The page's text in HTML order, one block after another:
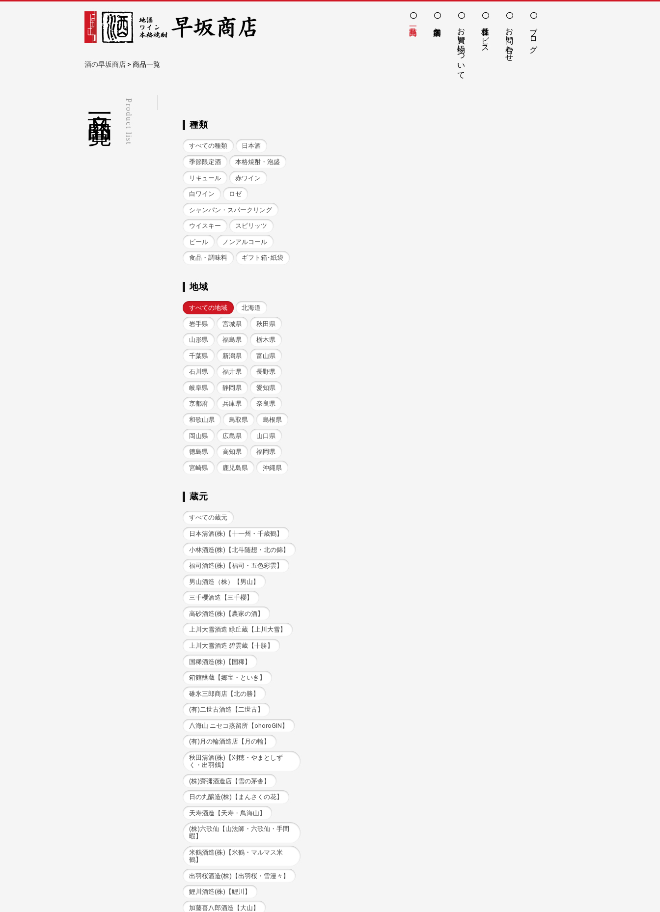
お買い物について 各種サービス お問い合わせ ブログ
酒の早坂商店 > 商品一覧
Product list 種類
すべての種類 日本酒
季節限定酒 本格焼酎・泡盛
リキュール 赤ワイン
白ワイン ロゼ
シャンパン・スパークリング
ウイスキー スピリッツ
ビール ノンアルコール
食品・調味料 ギフト箱･紙袋
地域
すべての地域 北海道
岩手県 宮城県 秋田県
山形県 福島県 栃木県
千葉県 新潟県 富山県
石川県 福井県 長野県
岐阜県 静岡県 愛知県
京都府 兵庫県 奈良県
和歌山県 鳥取県 島根県
岡山県 広島県 山口県
徳島県 高知県 福岡県
宮崎県 鹿児島県 沖縄県
蔵元
すべての蔵元
日本清酒(株)【十一州・千歳鶴】
小林酒造(株)【北斗随想・北の錦】
福司酒造(株)【福司・五色彩雲】
男山酒造（株）【男山】
三千櫻酒造【三千櫻】
高砂酒造(株)【農家の酒】
上川大雪酒造 緑丘蔵【上川大雪】
上川大雪酒造 碧雲蔵【十勝】
国稀酒造(株)【国稀】
箱館醸蔵【郷宝・といき】
碓氷三郎商店【北の勝】
(有)二世古酒造【二世古】
八海山 ニセコ蒸留所【ohoroGIN】
(有)月の輪酒造店【月の輪】
秋田清酒(株)【刈穂・やまとしず
く・出羽鶴】
(株)齋彌酒造店【雪の茅舎】
日の丸醸造(株)【まんさくの花】
天寿酒造【天寿・鳥海山】
(株)六歌仙【山法師・六歌仙・手間
暇】
米鶴酒造(株)【米鶴・マルマス米
鶴】
出羽桜酒造(株)【出羽桜・雪漫々】
鯉川酒造(株)【鯉川】
加藤喜八郎酒造【大山】